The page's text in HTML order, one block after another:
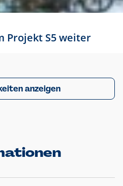
Projekt S5 weiter
anzeigen